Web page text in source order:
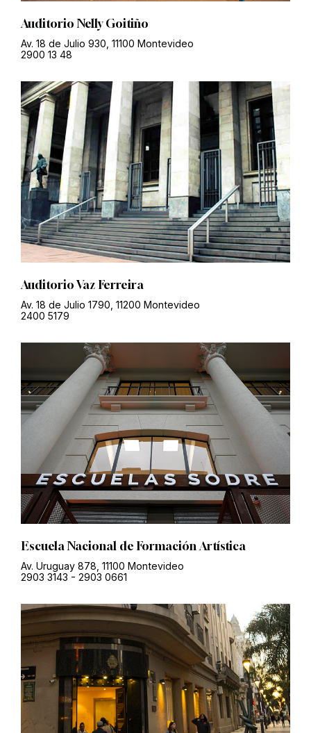
Auditorio Nelly Goitiño
Av. 18 de Julio 930, 11100 Montevideo
2900 13 48
Auditorio Vaz Ferreira
Av. 18 de Julio 1790, 11200 Montevideo
2400 5179
Escuela Nacional de Formación Artística
Av. Uruguay 878, 11100 Montevideo
2903 3143 - 2903 0661